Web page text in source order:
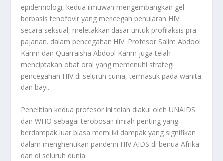
epidemiologi, kedua ilmuwan mengembangkan gel
berbasis tenofovir yang mencegah penularan HIV
secara seksual, meletakkan dasar untuk profilaksis pra-
pajanan. dalam pencegahan HIV. Profesor Salim Abdool
Karim dan Quarraisha Abdool Karim juga telah
menciptakan obat oral yang memenuhi strategi
pencegahan HIV di seluruh dunia, termasuk pada wanita
dan bayi.
Penelitian kedua profesor ini telah diakui oleh UNAIDS
dan WHO sebagai terobosan ilmiah penting yang
berdampak luar biasa memiliki dampak yang signifikan
dalam menghentikan pandemi HIV AIDS di benua Afrika
dan di seluruh dunia.